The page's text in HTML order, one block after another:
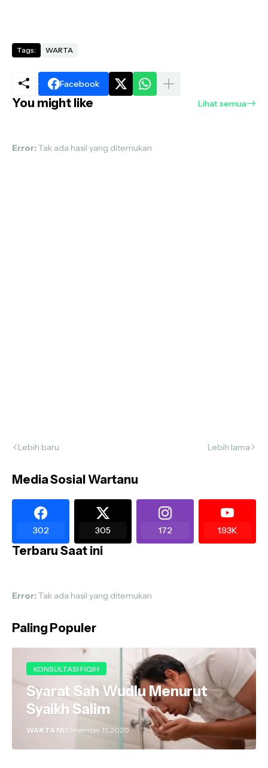
Tags: WARTA
Facebook
You might like Lihat semua
Error: Tak ada hasil yang ditemukan
Lebih baru Lebih lama
Media Sosial Wartanu
302 305 172 1.93K
Terbaru Saat ini
Error: Tak ada hasil yang ditemukan
Paling Populer
KONSULTASI FIQIH
Syarat Sah Wudlu Menurut
Syaikh Salim
WARTA NUDesember 11, 2020